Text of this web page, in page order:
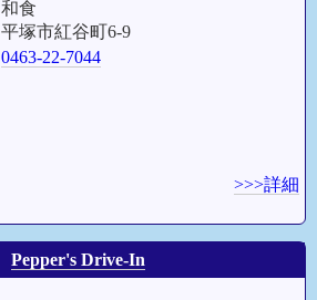
和食
平塚市紅谷町6-9
0463-22-7044
>>>詳細
Pepper's Drive-In